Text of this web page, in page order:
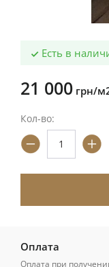
Есть в
21 000 грн/
Кол-во:
Оплата
Оплата при